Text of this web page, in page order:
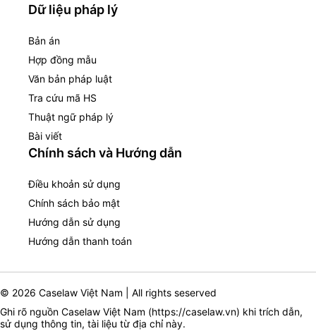
Dữ liệu pháp lý
Bản án
Hợp đồng mẫu
Văn bản pháp luật
Tra cứu mã HS
Thuật ngữ pháp lý
Bài viết
Chính sách và Hướng dẫn
Điều khoản sử dụng
Chính sách bảo mật
Hướng dẫn sử dụng
Hướng dẫn thanh toán
© 2026 Caselaw Việt Nam | All rights seserved
Ghi rõ nguồn Caselaw Việt Nam (https://caselaw.vn) khi trích dẫn,
sử dụng thông tin, tài liệu từ địa chỉ này.